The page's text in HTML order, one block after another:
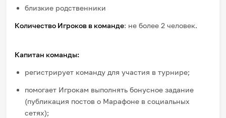
близкие родственники
Количество Игроков в команде: не более 2 человек.
Капитан команды:
регистрирует команду для участия в турнире;
помогает Игрокам выполнять бонусное задание
(публикация постов о Марафоне в социальных
сетях);